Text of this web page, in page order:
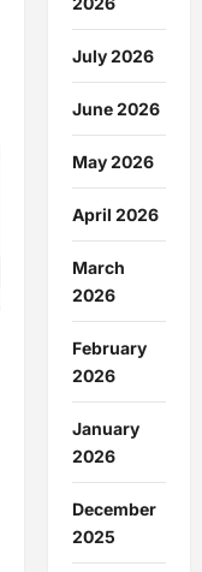
July 2026
June 2026
May 2026
April 2026
March
2026
February
2026
January
2026
December
2025